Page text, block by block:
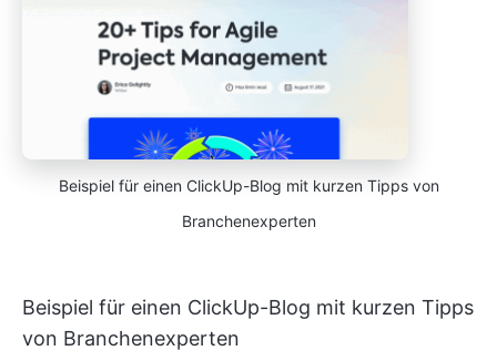
Beispiel für einen ClickUp-Blog mit kurzen Tipps von
Branchenexperten
Beispiel für einen ClickUp-Blog mit kurzen Tipps
von Branchenexperten